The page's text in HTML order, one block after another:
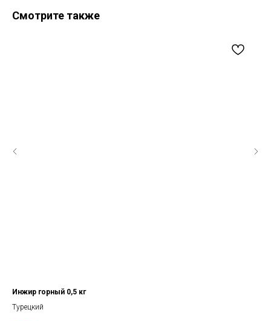
Смотрите также
Инжир горный 0,5 кг
Турецкий